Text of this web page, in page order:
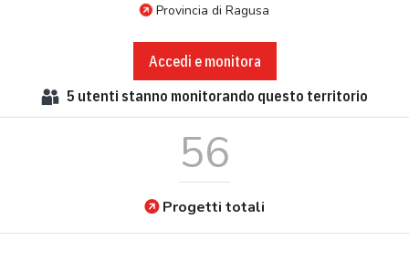
Provincia di Ragusa
Accedi e monitora
5 utenti stanno monitorando questo territorio
56
Progetti totali